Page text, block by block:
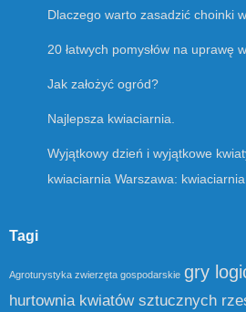
Dlaczego warto zasadzić choinki
20 łatwych pomysłów na uprawę
Jak założyć ogród?
Najlepsza kwiaciarnia.
Wyjątkowy dzień i wyjątkowe
kwiaciarnia Warszawa: kwiaciarnia .
Tagi
Agroturystyka zwierzęta gospodarskie gry
hurtownia kwiatów sztucznych